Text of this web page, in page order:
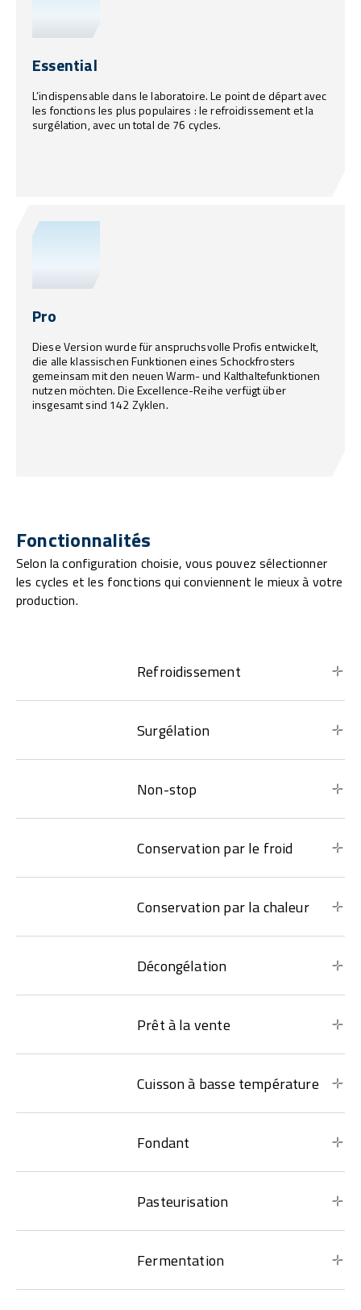
Essential
L’indispensable dans le laboratoire. Le point de départ avec
les fonctions les plus populaires : le refroidissement et la
surgélation, avec un total de 76 cycles.
Pro
Diese Version wurde für anspruchsvolle Profis entwickelt,
die alle klassischen Funktionen eines Schockfrosters
gemeinsam mit den neuen Warm- und Kalthaltefunktionen
nutzen möchten. Die Excellence-Reihe verfügt über
insgesamt sind 142 Zyklen.
Fonctionnalités
Selon la configuration choisie, vous pouvez sélectionner
les cycles et les fonctions qui conviennent le mieux à votre
production.
Refroidissement
Surgélation
Non-stop
Conservation par le froid
Conservation par la chaleur
Décongélation
Prêt à la vente
Cuisson à basse température
Fondant
Pasteurisation
Fermentation